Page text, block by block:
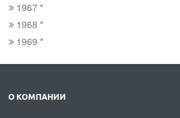
1967 *
1968 *
1969 *
О КОМПАНИИ